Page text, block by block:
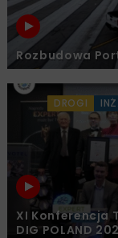
Rozbudowa
DROGI
XI Konferencja
DIG POLAND